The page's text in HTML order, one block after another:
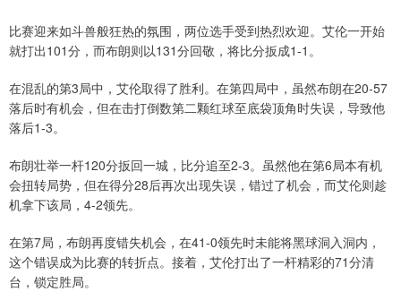
比赛迎来如斗兽般狂热的氛围，两位选手受到热烈欢迎。艾伦一开始
就打出101分，而布朗则以131分回敬，将比分扳成1-1。
在混乱的第3局中，艾伦取得了胜利。在第四局中，虽然布朗在20-57
落后时有机会，但在击打倒数第二颗红球至底袋顶角时失误，导致他
落后1-3。
布朗壮举一杆120分扳回一城，比分追至2-3。虽然他在第6局本有机
会扭转局势，但在得分28后再次出现失误，错过了机会，而艾伦则趁
机拿下该局，4-2领先。
在第7局，布朗再度错失机会，在41-0领先时未能将黑球洞入洞内，
这个错误成为比赛的转折点。接着，艾伦打出了一杆精彩的71分清
台，锁定胜局。